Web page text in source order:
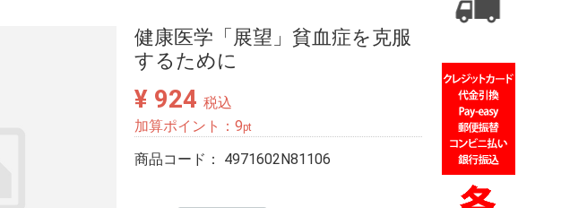
健康医学「展望」貧血症を克服
するために
¥ 924 税込
加算ポイント： 9pt
商品コード： 4971602N81106